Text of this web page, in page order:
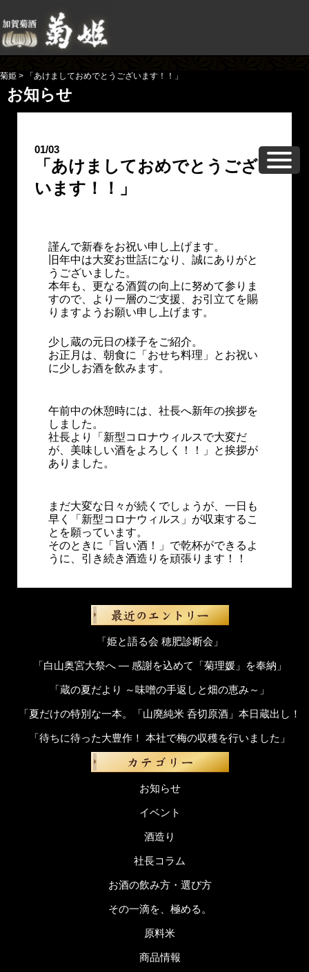
菊姫 > 「あけましておめでとうございます！！」
お知らせ
01/03
「あけましておめでとうござ
います！！」
謹んで新春をお祝い申し上げます。
旧年中は大変お世話になり、誠にありがと
うございました。
本年も、更なる酒質の向上に努めて参りま
すので、より一層のご支援、お引立てを賜
りますようお願い申し上げます。
少し蔵の元日の様子をご紹介。
お正月は、朝食に「おせち料理」とお祝い
に少しお酒を飲みます。
午前中の休憩時には、社長へ新年の挨拶を
しました。
社長より「新型コロナウィルスで大変だ
が、美味しい酒をよろしく！！」と挨拶が
ありました。
まだ大変な日々が続くでしょうが、一日も
早く「新型コロナウィルス」が収束するこ
とを願っています。
そのときに「旨い酒！」で乾杯ができるよ
うに、引き続き酒造りを頑張ります！！
「姫と語る会 穂肥診断会」
「白山奥宮大祭へ ― 感謝を込めて「菊理媛」を奉納」
「蔵の夏だより ～味噌の手返しと畑の恵み～」
「夏だけの特別な一本。「山廃純米 呑切原酒」本日蔵出し！
「待ちに待った大豊作！ 本社で梅の収穫を行いました」
お知らせ
イベント
酒造り
社長コラム
お酒の飲み方・選び方
その一滴を、極める。
原料米
商品情報